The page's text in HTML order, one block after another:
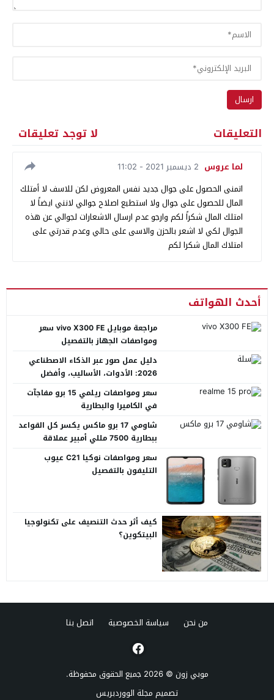
التعليقات لا توجد تعليقات
لما عروس 2 ديسمبر 2021 - 11:02
اتمنى الحصول على جوال جديد نفس المعروض لكن للاسف لا أمتلك
المال للحصول على جوال ولا استطيع اصلاح جوالي لانني ايضاً لا
امتلك المال شكراً لكم وارجو عدم ارسال الاشعارات لجوالي عن هذه
الجوال لكي لا اشعر بالحزن والاسى على حالي وعدم قدرتي على
امتلاك المال شكرا لكم
أحدث الهواتف
مراجعة موبايل vivo X300 FE سعر
ومواصفات الجهاز بالتفصيل
دليل عمل صور عبر الذكاء الاصطناعي
2026: الأدوات، الأساليب، وأفضل
سعر ومواصفات ريلمي 15 برو مفاجآت
في الكاميرا والبطارية
شاومي 17 برو ماكس يكسر كل القواعد
ببطارية 7500 مللي أمبير عملاقة
سعر ومواصفات نوكيا C21 عيوب
التليفون بالتفصيل
كيف أثر حدث التنصيف على تكنولوجيا
البيتكوين؟
من نحن سياسة الخصوصية اتصل بنا
موبي زون © 2026 جميع الحقوق محفوظة.
تصميم مجلة الووردبريس